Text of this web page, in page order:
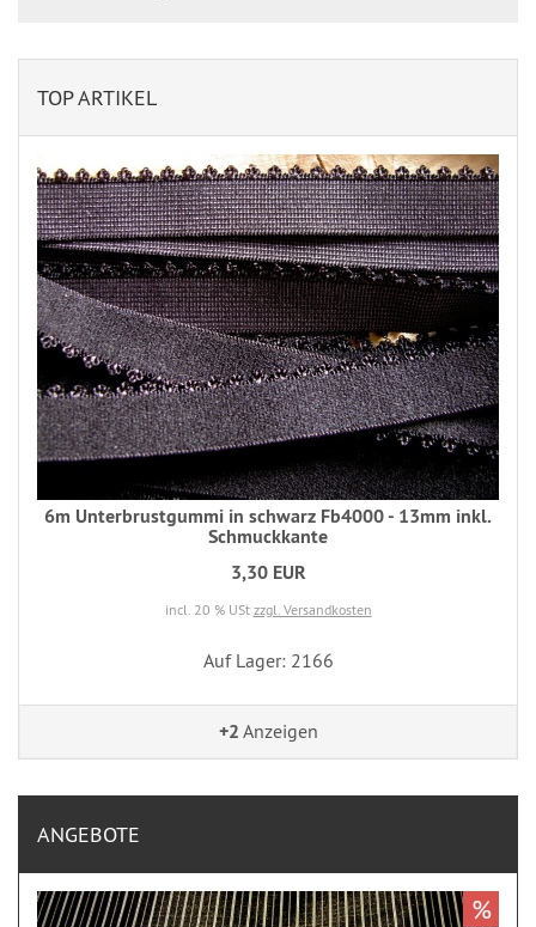
TOP ARTIKEL
6m Unterbrustgummi in schwarz Fb4000 - 13mm inkl.
Schmuckkante
3,30 EUR
incl. 20 % USt zzgl. Versandkosten
Auf Lager: 2166
+2 Anzeigen
ANGEBOTE
%